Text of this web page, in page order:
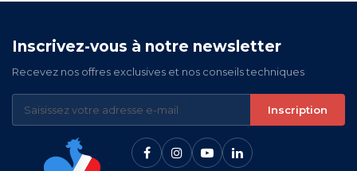
Inscrivez-vous à notre newsletter
Recevez nos offres exclusives et nos conseils techniques
Inscription